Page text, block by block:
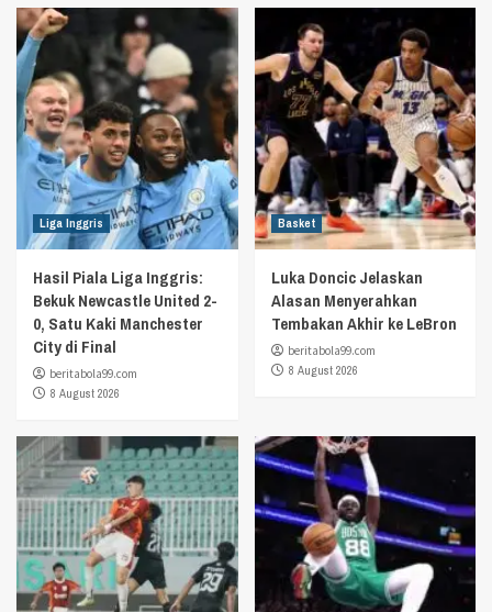
Liga Inggris
Hasil Piala Liga Inggris:
Bekuk Newcastle United 2-
0, Satu Kaki Manchester
City di Final
beritabola99.com
8 August 2026
Basket
Luka Doncic Jelaskan
Alasan Menyerahkan
Tembakan Akhir ke LeBron
beritabola99.com
8 August 2026